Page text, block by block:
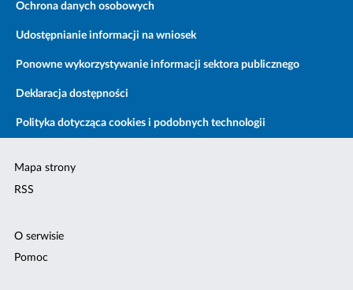
Ochrona danych osobowych
Udostępnianie informacji na wniosek
Ponowne wykorzystywanie informacji sektora publicznego
Deklaracja dostępności
Polityka dotycząca cookies i podobnych technologii
Mapa strony
RSS
O serwisie
Pomoc